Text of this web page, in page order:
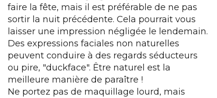
faire la fête, mais il est préférable de ne pas
sortir la nuit précédente. Cela pourrait vous
laisser une impression négligée le lendemain.
Des expressions faciales non naturelles
peuvent conduire à des regards séducteurs
ou pire, "duckface". Être naturel est la
meilleure manière de paraître !
Ne portez pas de maquillage lourd, mais